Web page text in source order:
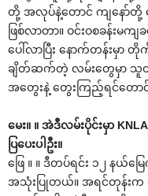
တို့ အလုပ်နဲ့တောင် ကျနော်တို့ မ
ဖြစ်လာတာ။ ဝင်းဝစခန်းမ
ပေါ်လာပြီး နောက်တန်းမှာ
ချိတ်ဆက်တဲ့ လမ်းတွေမှာ သူ
အတွေးနဲ့ တွေးကြည့်ရင်တော
မေး။ ။ အဲဒီလမ်းပိုင်းမှာ
ပြပေးပါဦး။
ဖြေ ။ ။ ဒီတပ်ရင်း ၁၂ နယ်
အသုံးပြုတယ်။ အရင်တုန်းက